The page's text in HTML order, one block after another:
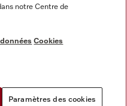
notre Centre de
Cookies
Paramètres des cookies